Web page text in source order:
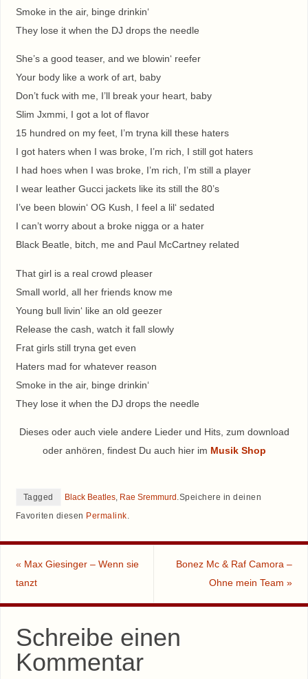
Smoke in the air, binge drinkin‘
They lose it when the DJ drops the needle
She’s a good teaser, and we blowin‘ reefer
Your body like a work of art, baby
Don’t fuck with me, I’ll break your heart, baby
Slim Jxmmi, I got a lot of flavor
15 hundred on my feet, I’m tryna kill these haters
I got haters when I was broke, I’m rich, I still got haters
I had hoes when I was broke, I’m rich, I’m still a player
I wear leather Gucci jackets like its still the 80’s
I’ve been blowin‘ OG Kush, I feel a lil‘ sedated
I can’t worry about a broke nigga or a hater
Black Beatle, bitch, me and Paul McCartney related
That girl is a real crowd pleaser
Small world, all her friends know me
Young bull livin‘ like an old geezer
Release the cash, watch it fall slowly
Frat girls still tryna get even
Haters mad for whatever reason
Smoke in the air, binge drinkin‘
They lose it when the DJ drops the needle
Dieses oder auch viele andere Lieder und Hits, zum download
oder anhören, findest Du auch hier im Musik Shop
Tagged Black Beatles, Rae Sremmurd .Speichere in deinen
Favoriten diesen Permalink.
« Max Giesinger – Wenn sie
tanzt
Bonez Mc & Raf Camora –
Ohne mein Team»
Schreibe einen
Kommentar